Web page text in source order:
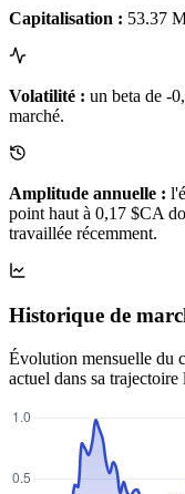
Capitalisation : 53.37
Volatilité : un beta de -
marché.
Amplitude annuelle :
point haut à 0,17 $CA
travaillée récemment.
Historique de
Évolution mensuelle du
actuel dans sa trajectoire